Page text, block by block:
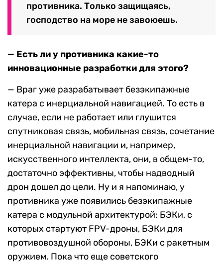
противника. Только защищаясь,
господство на море не завоюешь.
— Есть ли у противника какие-то
инновационные разработки для этого?
— Враг уже разрабатывает безэкипажные
катера с инерциальной навигацией. То есть в
случае, если не работает или глушится
спутниковая связь, мобильная связь, сочетание
инерциальной навигации и, например,
искусственного интеллекта, они, в общем-то,
достаточно эффективны, чтобы надводный
дрон дошел до цели. Ну и я напоминаю, у
противника уже появились безэкипажные
катера с модульной архитектурой: БЭКи, с
которых стартуют FPV-дроны, БЭКи для
противовоздушной обороны, БЭКи с ракетным
оружием. Пока что еще советского